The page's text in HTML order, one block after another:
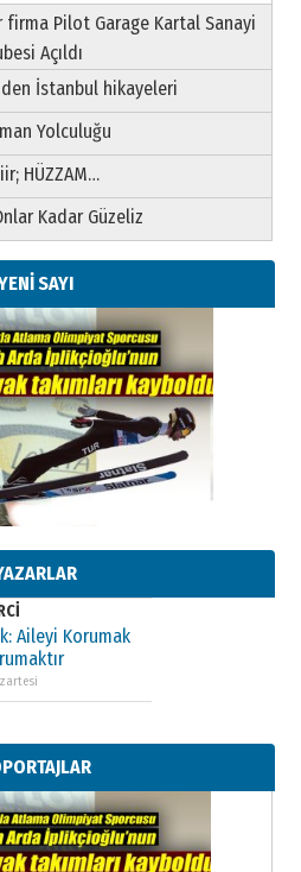
Pilot Garage Kartal Sanayi
Açıldı
İstanbul hikayeleri
Yolculuğu
HÜZZAM…
Kadar Güzeliz
SAYI
Aileyi Korumak
Aileyi Korumak
Aileyi Korumak